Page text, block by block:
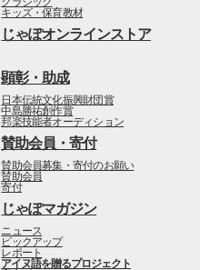
キッズ・保育教材
じゃぽオンラインストア
顕彰・助成
日本伝統文化振興財団賞
中島勝祐創作賞
邦楽技能者オーディション
賛助会員・寄付
賛助会員募集・寄付のお願い
賛助会員
寄付
じゃぽマガジン
ニュース
ピックアップ
レポート
アイヌ語を贈るプロジェクト